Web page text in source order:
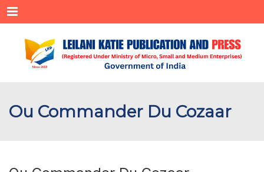
Menu
Ou Commander Du Cozaar